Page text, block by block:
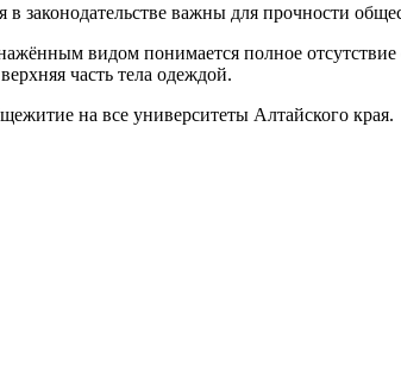
законодательстве важны для прочности
видом понимается полное
часть тела одеждой.
на все университеты Алтайского края.